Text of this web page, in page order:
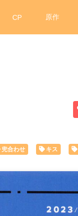
CP 原作
兜合わせ キス